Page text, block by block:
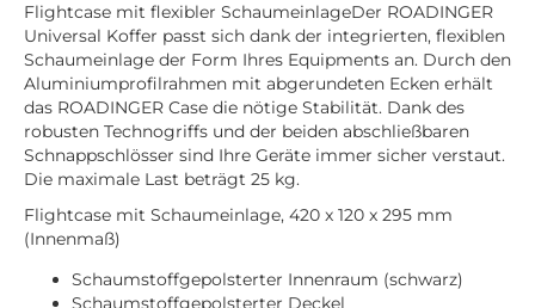
Flightcase mit flexibler SchaumeinlageDer ROADINGER
Universal Koffer passt sich dank der integrierten, flexiblen
Schaumeinlage der Form Ihres Equipments an. Durch den
Aluminiumprofilrahmen mit abgerundeten Ecken erhält
das ROADINGER Case die nötige Stabilität. Dank des
robusten Technogriffs und der beiden abschließbaren
Schnappschlösser sind Ihre Geräte immer sicher verstaut.
Die maximale Last beträgt 25 kg.
Flightcase mit Schaumeinlage, 420 x 120 x 295 mm
(Innenmaß)
Schaumstoffgepolsterter Innenraum (schwarz)
Schaumstoffgepolsterter Deckel